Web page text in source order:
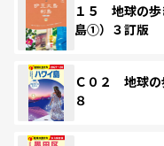
１５ 地球の
島①）３訂版
Ｃ０２ 地球
８